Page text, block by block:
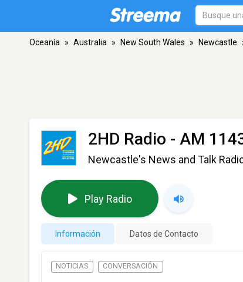
Oceanía » Australia » New South Wales » Newcastle
2HD Radio - AM
Newcastle's News and Talk
Play Radio
Información Datos de Contacto
NOTICIAS CONVERSACIÓN